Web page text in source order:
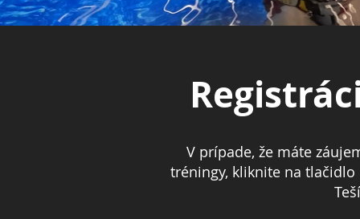
V prípade, že máte
tréningy, kliknite na